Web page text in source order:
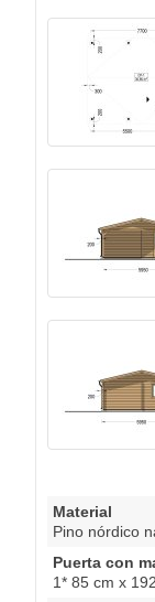
Material
Pino nórdico
Puerta con
1* 85 cm x